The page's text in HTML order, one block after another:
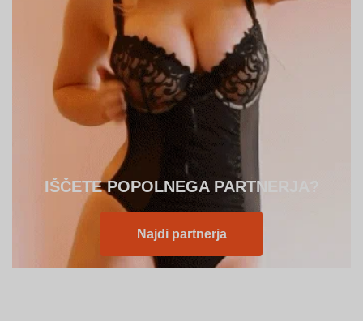
IŠČETE POPOLNEGA PARTNERJA?
Najdi partnerja